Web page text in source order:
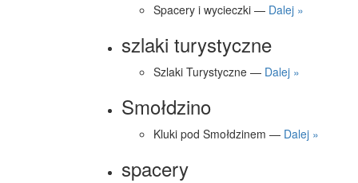
Spacery i wycieczki — Dalej »
szlaki turystyczne
Szlaki Turystyczne — Dalej »
Smołdzino
Kluki pod Smołdzinem — Dalej »
spacery